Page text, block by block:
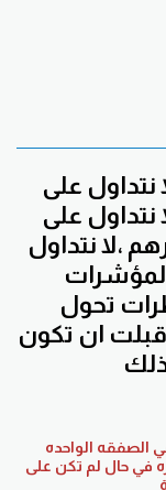
نتداول على
نتداول على
،لا نتداول
تحول
قبلت ان تكون
: لاتخاطر باكثر من 0.5-1% في الصفقه الواحده
في حال لم تكن على